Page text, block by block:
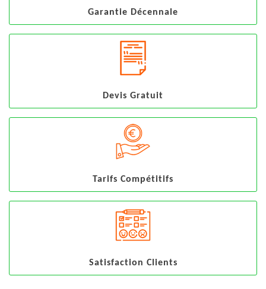
Garantie Décennale
Devis Gratuit
Tarifs Compétitifs
Satisfaction Clients